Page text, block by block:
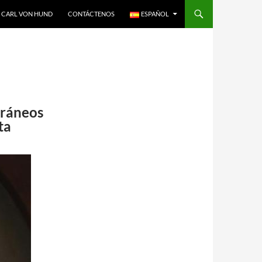
CARL VON HUND CONTÁCTENOS ESPAÑOL